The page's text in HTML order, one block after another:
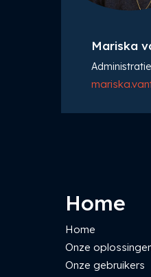
Mariska
Administratie
Home
Home
Onze
Onze gebruikers